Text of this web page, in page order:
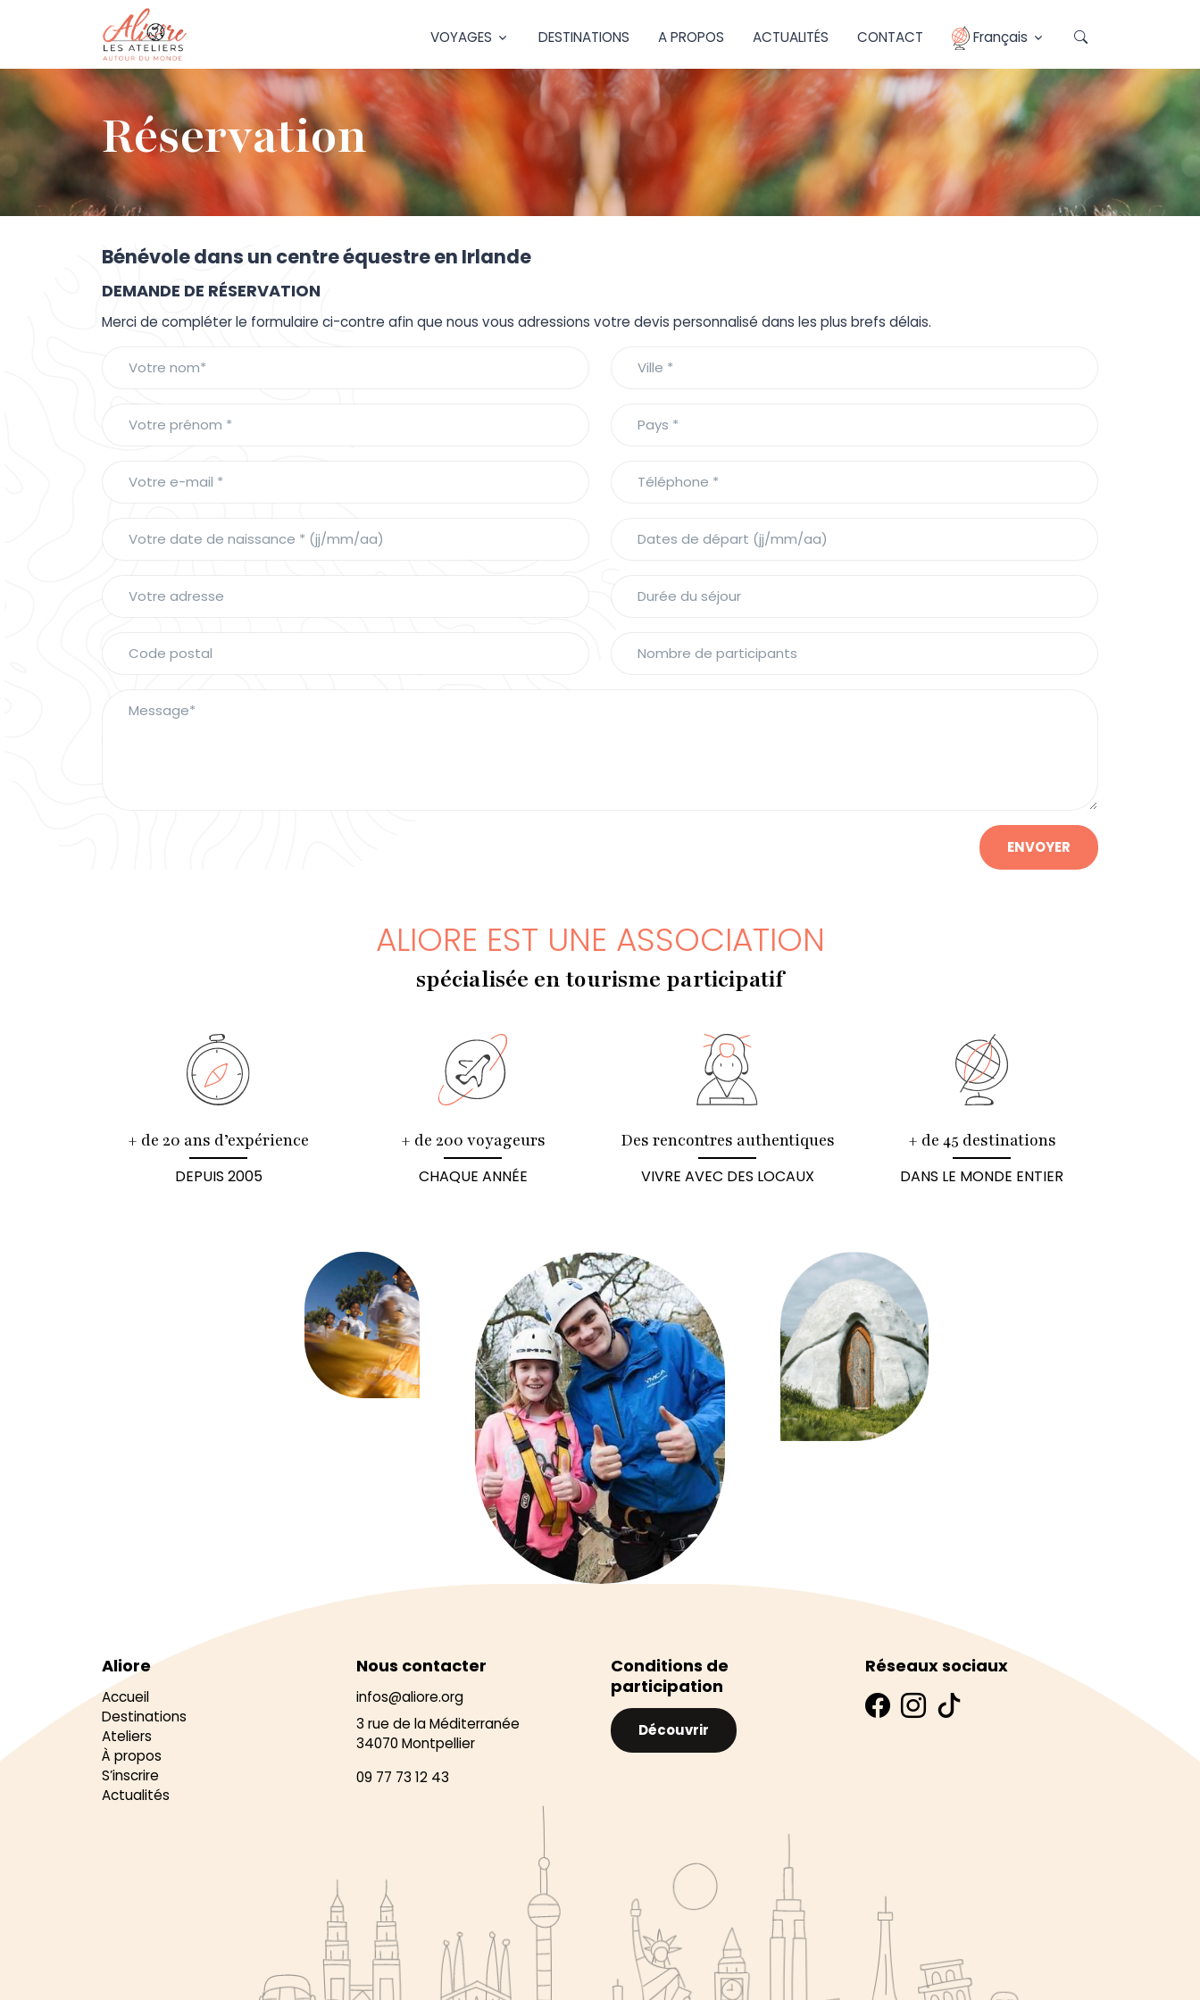
VOYAGES DESTINATIONS A PROPOS ACTUALITÉS CONTACT Français
Réservation
Bénévole dans un centre équestre en Irlande
DEMANDE DE RÉSERVATION
Merci de compléter le formulaire ci-contre afin que nous vous adressions votre devis personnalisé dans les plus brefs délais.
ENVOYER
ALIORE EST UNE ASSOCIATION
spécialisée en tourisme participatif
+ de 20 ans d’expérience
DEPUIS 2005
+ de 200 voyageurs
CHAQUE ANNÉE
Des rencontres authentiques
VIVRE AVEC DES LOCAUX
+ de 45 destinations
DANS LE MONDE ENTIER
Aliore
Accueil
Destinations
Ateliers
À propos
S’inscrire
Actualités
Nous contacter
infos@aliore.org
3 rue de la Méditerranée
34070 Montpellier
09 77 73 12 43
Conditions de
participation
Découvrir
Réseaux sociaux